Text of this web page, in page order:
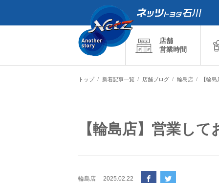
店舗
営業時間
トップ 新着記事一覧 店舗ブログ 輪島店 【輪
【輪島店】営業し
輪島店 2025.02.22